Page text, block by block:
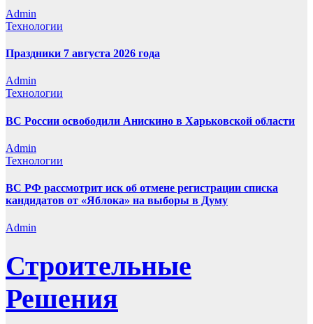
Admin
Технологии
Праздники 7 августа 2026 года
Admin
Технологии
ВС России освободили Анискино в Харьковской области
Admin
Технологии
ВС РФ рассмотрит иск об отмене регистрации списка
кандидатов от «Яблока» на выборы в Думу
Admin
Строительные
Решения